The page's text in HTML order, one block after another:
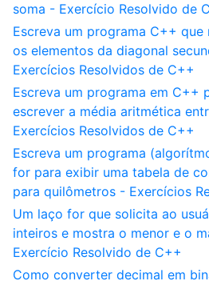
soma - Exercício Resolvido de
Escreva um programa C++
os elementos da diagonal
Exercícios Resolvidos de C++
Escreva um programa em C++
escrever a média aritmética
Exercícios Resolvidos de C++
Escreva um programa
for para exibir uma tabela de
para quilômetros - Exercícios
Um laço for que solicita ao
inteiros e mostra o menor e o
Exercício Resolvido de C++
Como converter decimal em